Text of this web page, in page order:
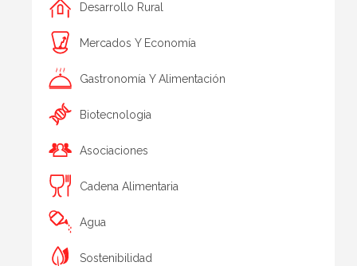
Desarrollo Rural
Mercados Y Economía
Gastronomía Y Alimentación
Biotecnologia
Asociaciones
Cadena Alimentaria
Agua
Sostenibilidad